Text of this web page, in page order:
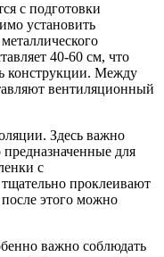
с подготовки
установить
40-60 см, что
конструкции. Между
вентиляционный
Здесь важно
для
с
проклеивают
этого можно
важно соблюдать